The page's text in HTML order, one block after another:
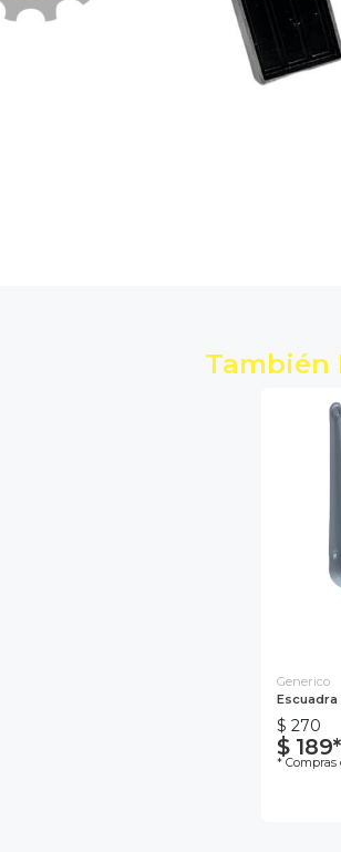
También
Generico
Escuadra
$ 270
$ 189*
* Compras